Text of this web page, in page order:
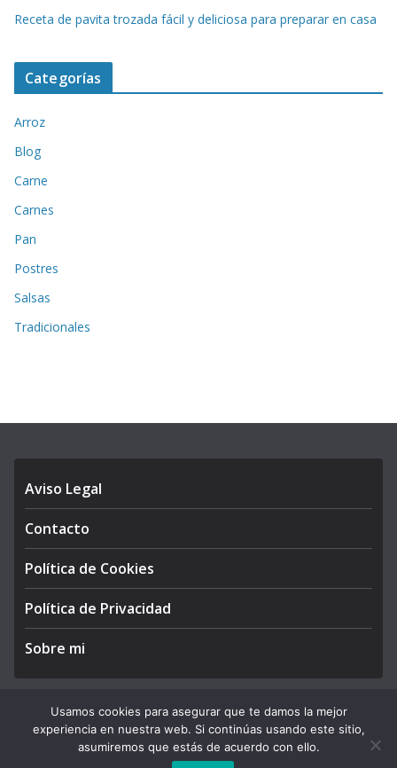
Receta de pavita trozada fácil y deliciosa para preparar en casa
Categorías
Arroz
Blog
Carne
Carnes
Pan
Postres
Salsas
Tradicionales
Aviso Legal
Contacto
Política de Cookies
Política de Privacidad
Sobre mi
Copyright © 2026APEGA Perú. All rights reserved.
Usamos cookies para asegurar que te damos la mejor
experiencia en nuestra web. Si continúas usando este sitio,
asumiremos que estás de acuerdo con ello.